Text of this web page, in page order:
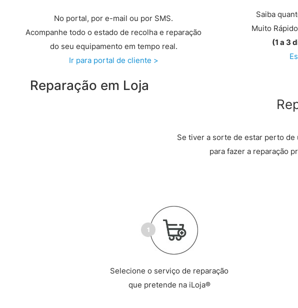
No portal, por e-mail ou por SMS.
Acompanhe todo o estado de recolha e reparação
do seu equipamento em tempo real.
Ir para portal de cliente >
Saiba
Muito Rápido
(1 a 3
Reparação em Loja
Se tiver a sorte de estar perto de
para fazer a reparação
Selecione o serviço de reparação
que pretende na iLoja®